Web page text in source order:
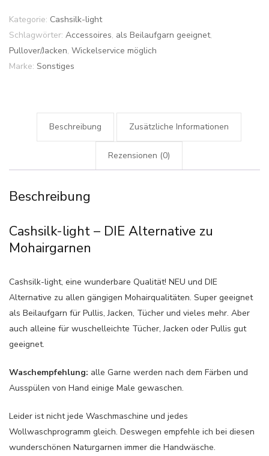
Kategorie: Cashsilk-light
Schlagwörter: Accessoires, als Beilaufgarn geeignet,
Pullover/Jacken, Wickelservice möglich
Marke: Sonstiges
Beschreibung Zusätzliche Informationen
Rezensionen (0)
Beschreibung
Cashsilk-light – DIE Alternative zu
Mohairgarnen
Cashsilk-light, eine wunderbare Qualität! NEU und DIE
Alternative zu allen gängigen Mohairqualitäten. Super geeignet
als Beilaufgarn für Pullis, Jacken, Tücher und vieles mehr. Aber
auch alleine für wuschelleichte Tücher, Jacken oder Pullis gut
geeignet.
Waschempfehlung: alle Garne werden nach dem Färben und
Ausspülen von Hand einige Male gewaschen.
Leider ist nicht jede Waschmaschine und jedes
Wollwaschprogramm gleich. Deswegen empfehle ich bei diesen
wunderschönen Naturgarnen immer die Handwäsche.